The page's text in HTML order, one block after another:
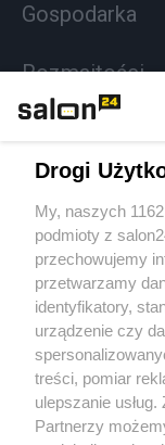
Gospodarka
Rozmaitości
Sport
Kultura
X
Drogi
My, naszych
podmioty z
przechowujemy
przetwarzamy
identyfikatory,
urządzenie czy
treści, pomiar
ulepszanie
Partnerzy